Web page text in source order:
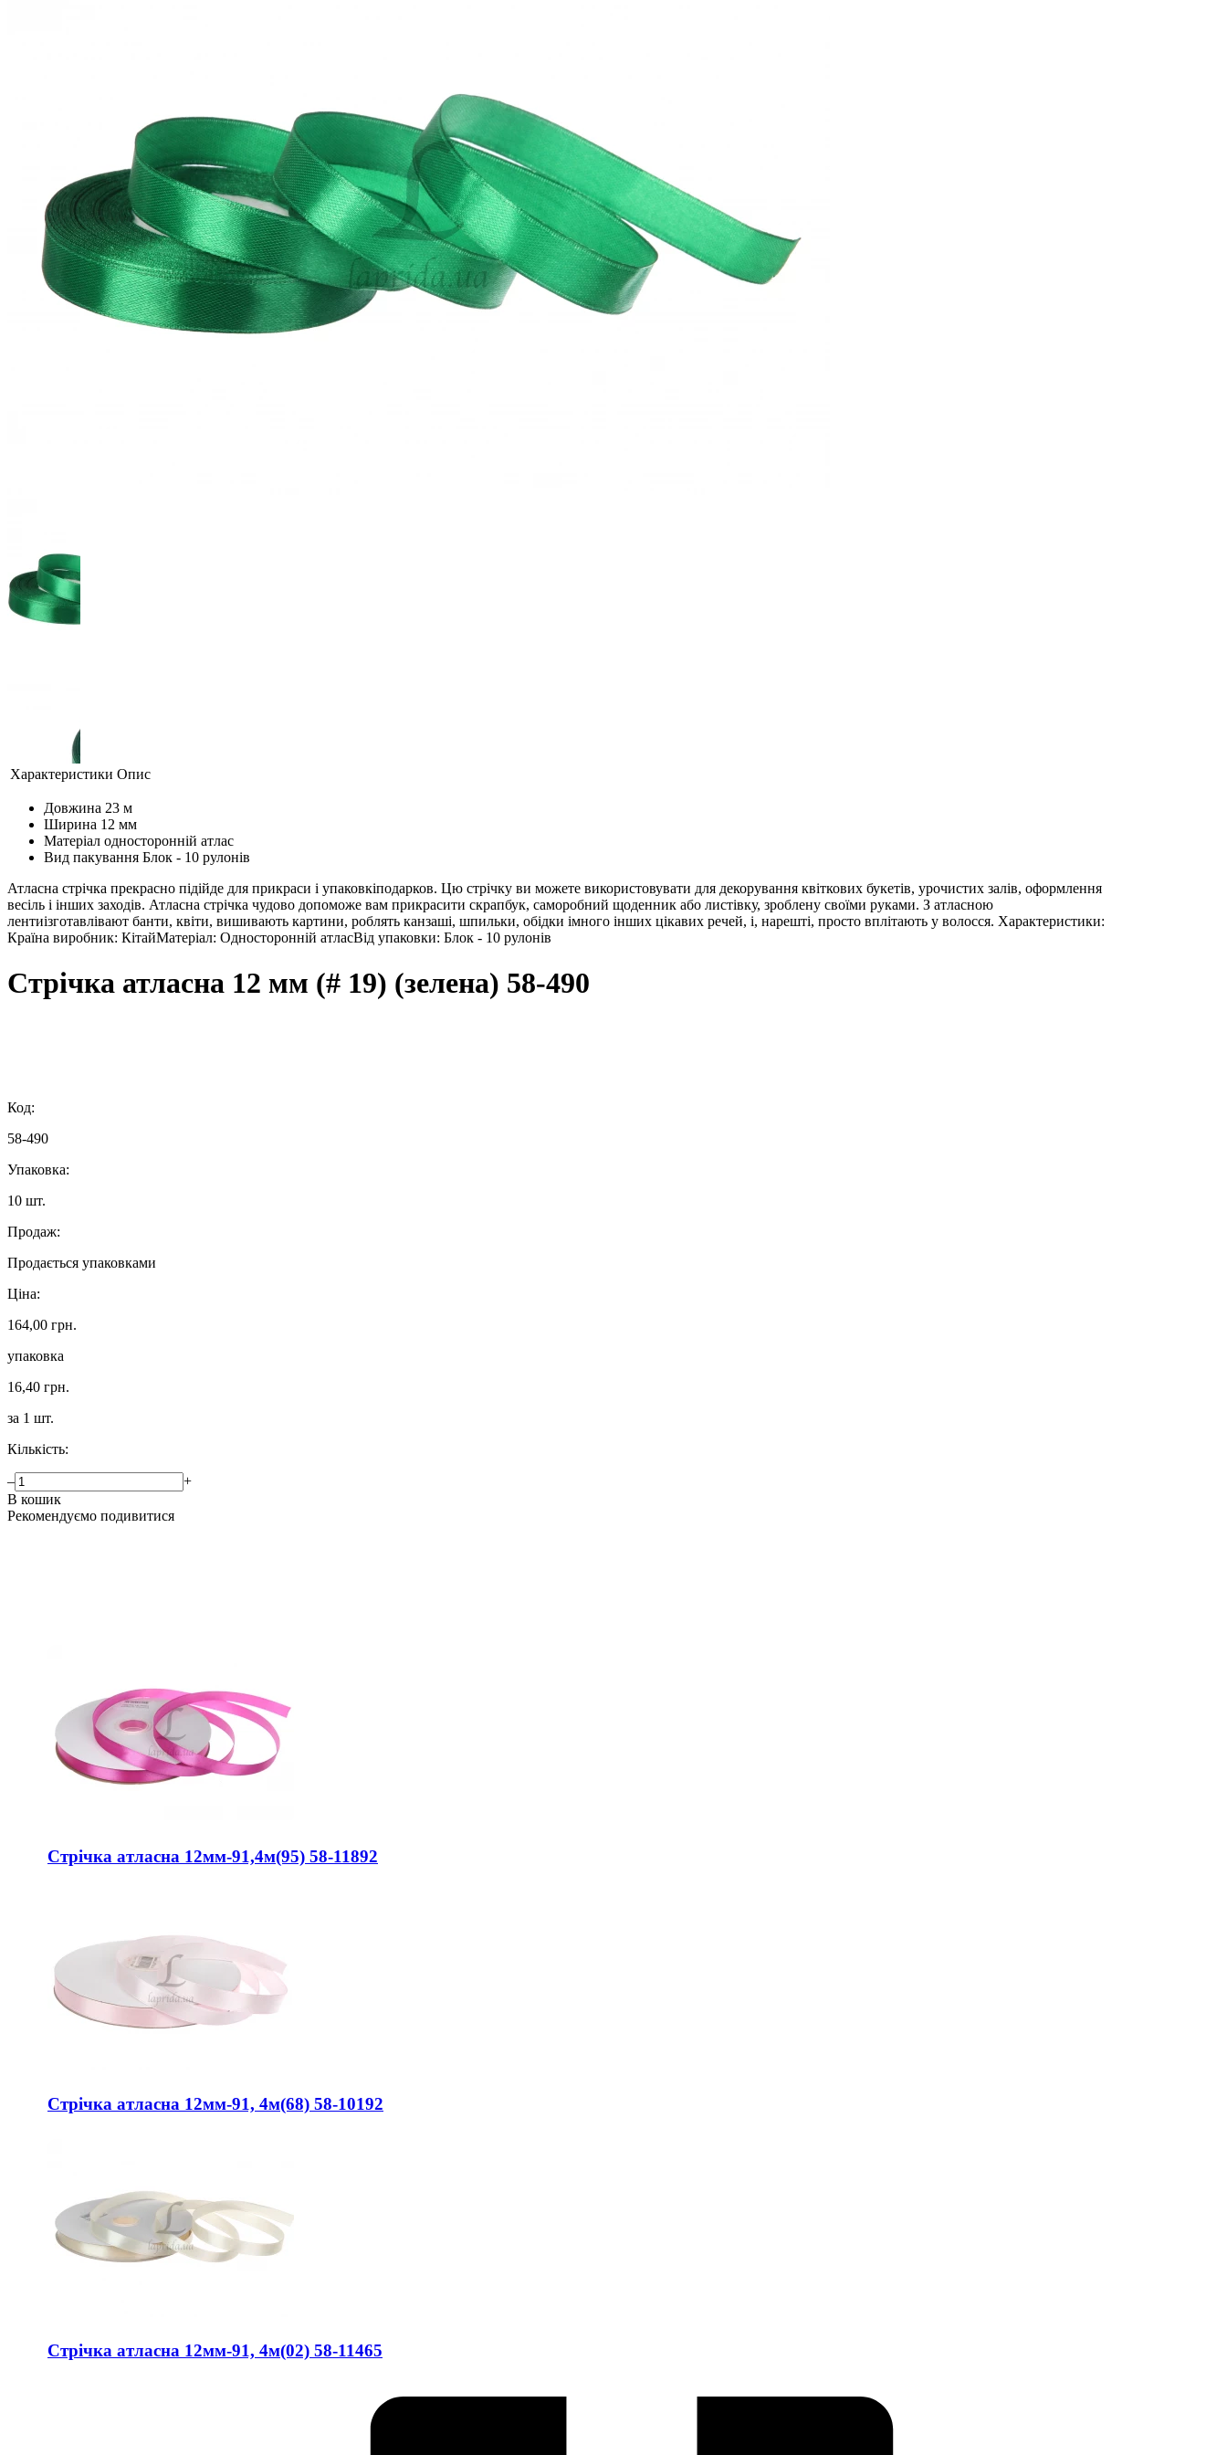
Характеристики Опис
Довжина 23 м
Ширина 12 мм
Матеріал односторонній атлас
Вид пакування Блок - 10 рулонів
Атласна стрічка прекрасно підійде для прикраси і упаковкіподарков. Цю стрічку ви можете використовувати для декорування квіткових букетів, урочистих залів, оформлення
весіль і інших заходів. Атласна стрічка чудово допоможе вам прикрасити скрапбук, саморобний щоденник або листівку, зроблену своїми руками. З атласною
лентиізготавлівают банти, квіти, вишивають картини, роблять канзаші, шпильки, обідки імного інших цікавих речей, і, нарешті, просто вплітають у волосся. Характеристики:
Країна виробник: КітайМатеріал: Односторонній атласВід упаковки: Блок - 10 рулонів
Стрічка атласна 12 мм (# 19) (зелена) 58-490
Код:
58-490
Упаковка:
10 шт.
Продаж:
Продається упаковками
Ціна:
164,00 грн.
упаковка
16,40 грн.
за 1 шт.
Кількість:
–
+
В кошик
Рекомендуємо подивитися
Стрічка атласна 12мм-91,4м(95) 58-11892
Стрічка атласна 12мм-91, 4м(68) 58-10192
Стрічка атласна 12мм-91, 4м(02) 58-11465